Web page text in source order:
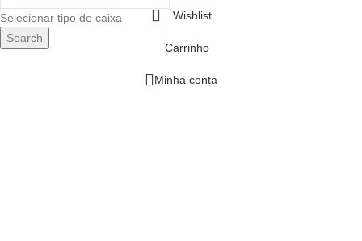
Selecionar tipo de caixa
Search
Wishlist
Carrinho
Minha conta